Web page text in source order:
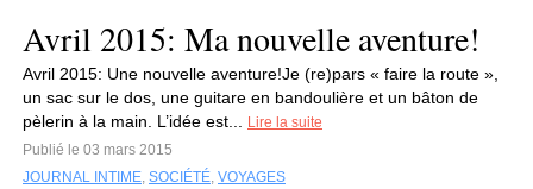
Avril 2015: Ma nouvelle aventure!
Avril 2015: Une nouvelle aventure!Je (re)pars « faire la route »,
un sac sur le dos, une guitare en bandoulière et un bâton de
pèlerin à la main. L’idée est...
Lire la suite
Publié le 03 mars 2015
JOURNAL INTIME, SOCIÉTÉ, VOYAGES